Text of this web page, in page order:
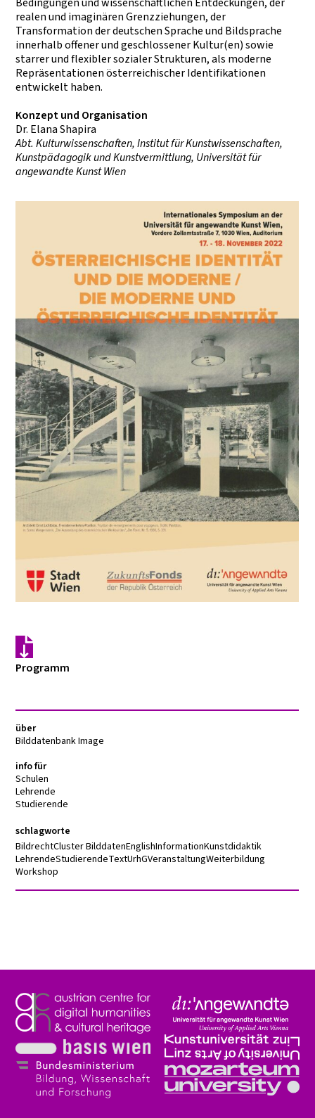
Bedingungen und wissenschaftlichen Entdeckungen, der
realen und imaginären Grenzziehungen, der
Transformation der deutschen Sprache und Bildsprache
innerhalb offener und geschlossener Kultur(en) sowie
starrer und flexibler sozialer Strukturen, als moderne
Repräsentationen österreichischer Identifikationen
entwickelt haben.
Konzept und Organisation
Dr. Elana Shapira
Abt. Kulturwissenschaften, Institut für Kunstwissenschaften,
Kunstpädagogik und Kunstvermittlung, Universität für
angewandte Kunst Wien
Programm
über
Bilddatenbank Image
info für
Schulen
Lehrende
Studierende
schlagworte
BildrechtCluster BilddatenEnglishInformationKunstdidaktik
LehrendeStudierendeTextUrhGVeranstaltungWeiterbildung
Workshop